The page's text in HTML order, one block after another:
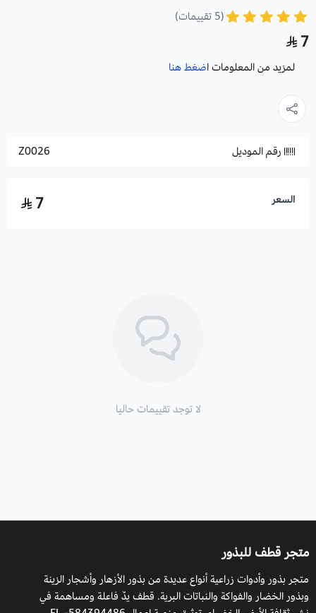
(5 تقييمات)
7
لمزيد من المعلومات اضغط هنا
رقم الموديل Z0026
السعر 7
لا توجد تقييمات حاليا
متجر قطف للبذور
متجر بذور وأدوات زراعية أنواع عديدة من بذور الأزهار وأشجار الزينة
وبذور الخضار والفواكة والنباتات البرية. قطف يدٌ فاعلة ومساهمة في